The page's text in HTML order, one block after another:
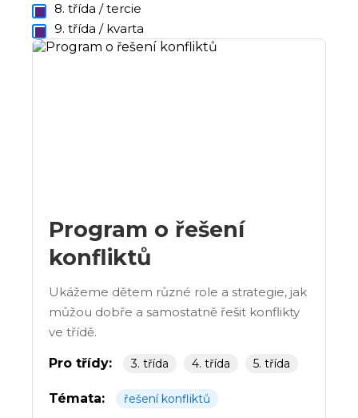
8. třída / tercie
9. třída / kvarta
Program o řešení
konfliktů
Ukážeme dětem různé role a strategie, jak
můžou dobře a samostatně řešit konflikty
ve třídě.
Pro třídy: 3. třída 4. třída 5. třída
Témata: řešení konfliktů